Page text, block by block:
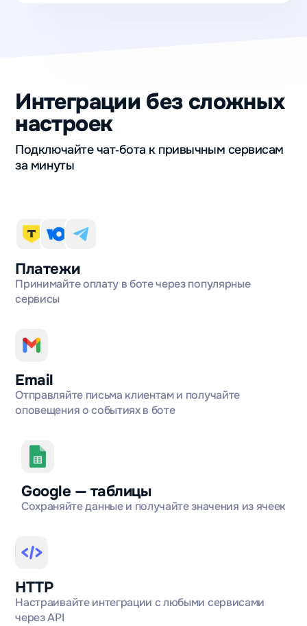
Интеграции без сложных
настроек
Подключайте чат‑бота к привычным сервисам
за минуты
Платежи
Принимайте оплату в боте через популярные
сервисы
Email
Отправляйте письма клиентам и получайте
оповещения о событиях в боте
Google — таблицы
Сохраняйте данные и получайте значения из ячеек
HTTP
Настраивайте интеграции с любыми сервисами
через API